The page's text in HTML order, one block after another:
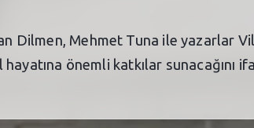
Dilmen, Mehmet Tuna ile yazarlar
önemli katkılar sunacağını